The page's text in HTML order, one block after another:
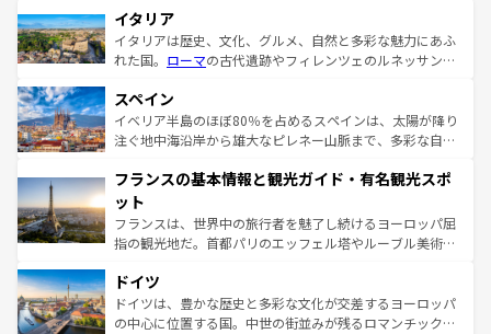
イタリア
イタリアは歴史、文化、グルメ、自然と多彩な魅力にあふ
れた国。 ローマの古代遺跡やフィレンツェのルネッサンス
ろん、トスカーナの美しい田園風景やアマルフィ海岸の絶
景など、自然景観も見逃せない。観光の合間には、本場の
ピザやパスタなど、絶品のイタリア料理を堪能することも
ませてくれるイタリアで、忘れられない旅をしてみよう！
なお、新着のイタリア情報は
しい。
スペイン
イベリア半島のほぼ80％を占めるスペインは、太陽が降り
注ぐ地中海沿岸から雄大なピレネー山脈まで、多彩な自然
文化が根付くこの国では、情熱的なフラメンコ、熱気あふ
れる闘牛、そして美味しいタパスが生活の一部となってい
る。首都マドリードの洗練された雰囲気や、バルセロナの
アートに溢れた街角から、地方では古代ローマ遺跡や中世
せる。地方によって風土や気候が異なるスペインはその個
性で訪れる人を魅了する。 なお、新着のスペイン情報は コ
ンテンツ一覧を参照してほしい。
フランスの基本情報と観光ガイド・有名観光スポ
ット
フランスは、世界中の旅行者を魅了し続けるヨーロッパ屈
指の観光地だ。首都パリのエッフェル塔やルーブル美術館
で、幅広い魅力が詰まっている。華麗な宮殿、歴史的な大
聖堂、美しいビーチ、そして豊かな自然が、訪れる者を心
から魅了する。また、フランスは美食の国としても知ら
ドイツ
ドイツは、豊かな歴史と多彩な文化が交差するヨーロッパ
の中心に位置する国。中世の街並みが残るロマンチック街